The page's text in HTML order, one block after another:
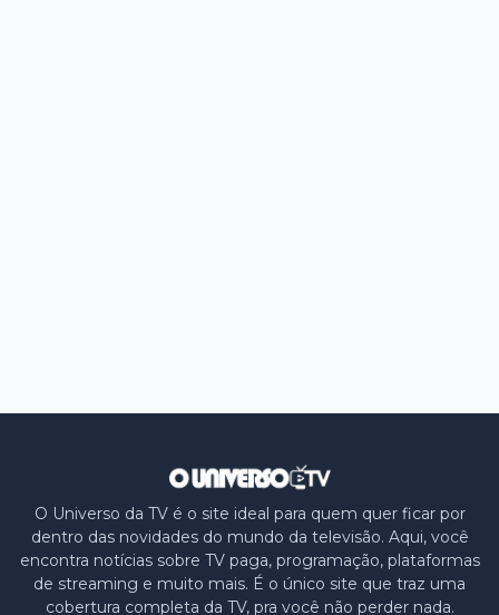
O Universo da TV é o site ideal para quem quer ficar por
dentro das novidades do mundo da televisão. Aqui, você
encontra notícias sobre TV paga, programação, plataformas
de streaming e muito mais. É o único site que traz uma
cobertura completa da TV, pra você não perder nada.